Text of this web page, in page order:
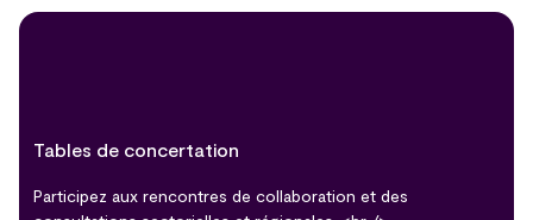
Tables de concertation
Participez aux rencontres de collaboration et des